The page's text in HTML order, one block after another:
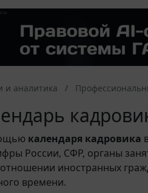
и аналитика
календаря кадровика
России, СФР, органы
отношении иностранных
времени.